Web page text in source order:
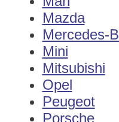
Mazda
Mercedes-
Mini
Mitsubishi
Opel
Peugeot
Porsche